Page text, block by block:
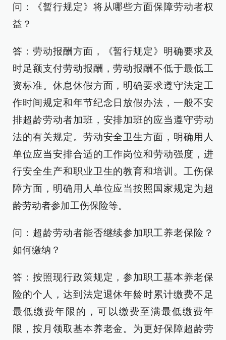
问：《暂行规定》将从哪些方面保障劳动者权
益？
答：劳动报酬方面，《暂行规定》明确要求及
时足额支付劳动报酬，劳动报酬不低于最低工
资标准。休息休假方面，明确要求遵守法定工
作时间规定和年节纪念日放假办法，一般不安
排超龄劳动者加班，安排加班的应当遵守劳动
法的有关规定。劳动安全卫生方面，明确用人
单位应当安排合适的工作岗位和劳动强度，进
行安全生产和职业卫生的教育和培训。工伤保
障方面，明确用人单位应当按照国家规定为超
龄劳动者参加工伤保险等。
问：超龄劳动者能否继续参加职工养老保险？
如何缴纳？
答：按照现行政策规定，参加职工基本养老保
险的个人，达到法定退休年龄时累计缴费不足
最低缴费年限的，可以缴费至满最低缴费年
限，按月领取基本养老金。为更好保障超龄劳